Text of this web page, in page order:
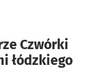
Czwórki
łódzkiego